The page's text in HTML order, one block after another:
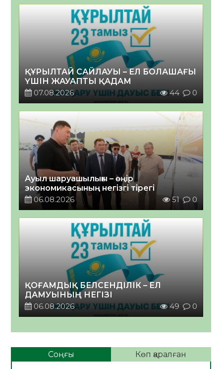
ҚҰРЫЛТАЙ САЙЛАУЫ – ЕЛ БОЛАШАҒЫ
ҮШІН ЖАУАПТЫ ҚАДАМ
07.08.2026
44 0
Ауыл шаруашылығы – өңір
экономикасының негізгі тірегі
06.08.2026
51 0
ҚОҒАМДЫҚ БЕЛСЕНДІЛІК – ЕЛ
ДАМУЫНЫҢ НЕГІЗІ
06.08.2026
49 0
Соңғы Көп қаралған